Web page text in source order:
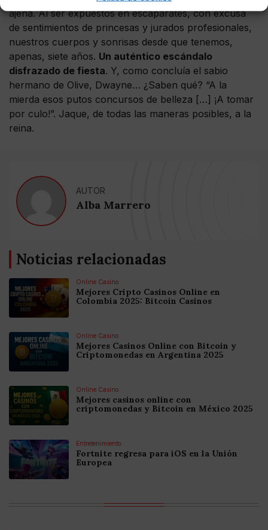
ajena. Al ser expuestos en escaparates, con excusa
de sentimientos de princesas y jurados profesionales,
nuestros cuerpos y sonrisas desde que tenemos,
apenas, siete años. Un auténtico escándalo
disfrazado de fiesta. Y, como concluía el sabio
hermano de Olive, Dwayne… ¿Saben qué? “A la
mierda esos putos concursos de belleza […] ¡A tomar
por culo!”. Jaque, de todas las maneras posibles, a la
reina.
AUTOR
Alba Marrero
Noticias relacionadas
Online Casino
Mejores Cripto Casinos Online en
Colombia 2025: Bitcoin Casinos
Online Casino
Mejores Casinos Online con Bitcoin y
Criptomonedas en Argentina 2025
Online Casino
Mejores casinos online con
criptomonedas y Bitcoin en México 2025
Entretenimiento
Fortnite regresa para iOS en la Unión
Europea